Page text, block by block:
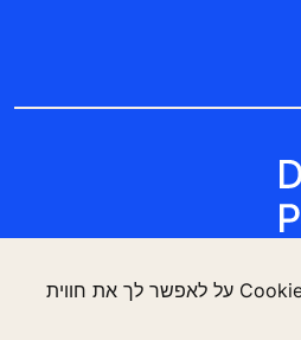
אתר זה משתמש בקובצי Cookies על לאפשר לך את חווית